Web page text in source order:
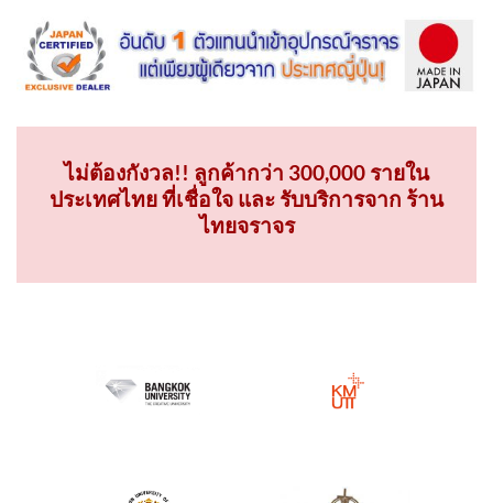
ไม่ต้องกังวล!! ลูกค้ากว่า 300,000 รายใน
ประเทศไทย ที่เชื่อใจ และ รับบริการจาก ร้าน
ไทยจราจร